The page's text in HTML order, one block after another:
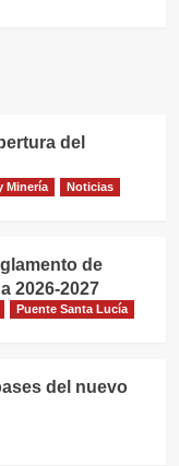
del
Minería
Noticias
de
2026-2027
Puente Santa Lucía
del nuevo